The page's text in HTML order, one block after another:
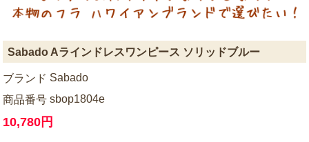
Sabado Aラインドレスワンピース ソリッドブルー
ブランド Sabado
商品番号sbop1804e
10,780円